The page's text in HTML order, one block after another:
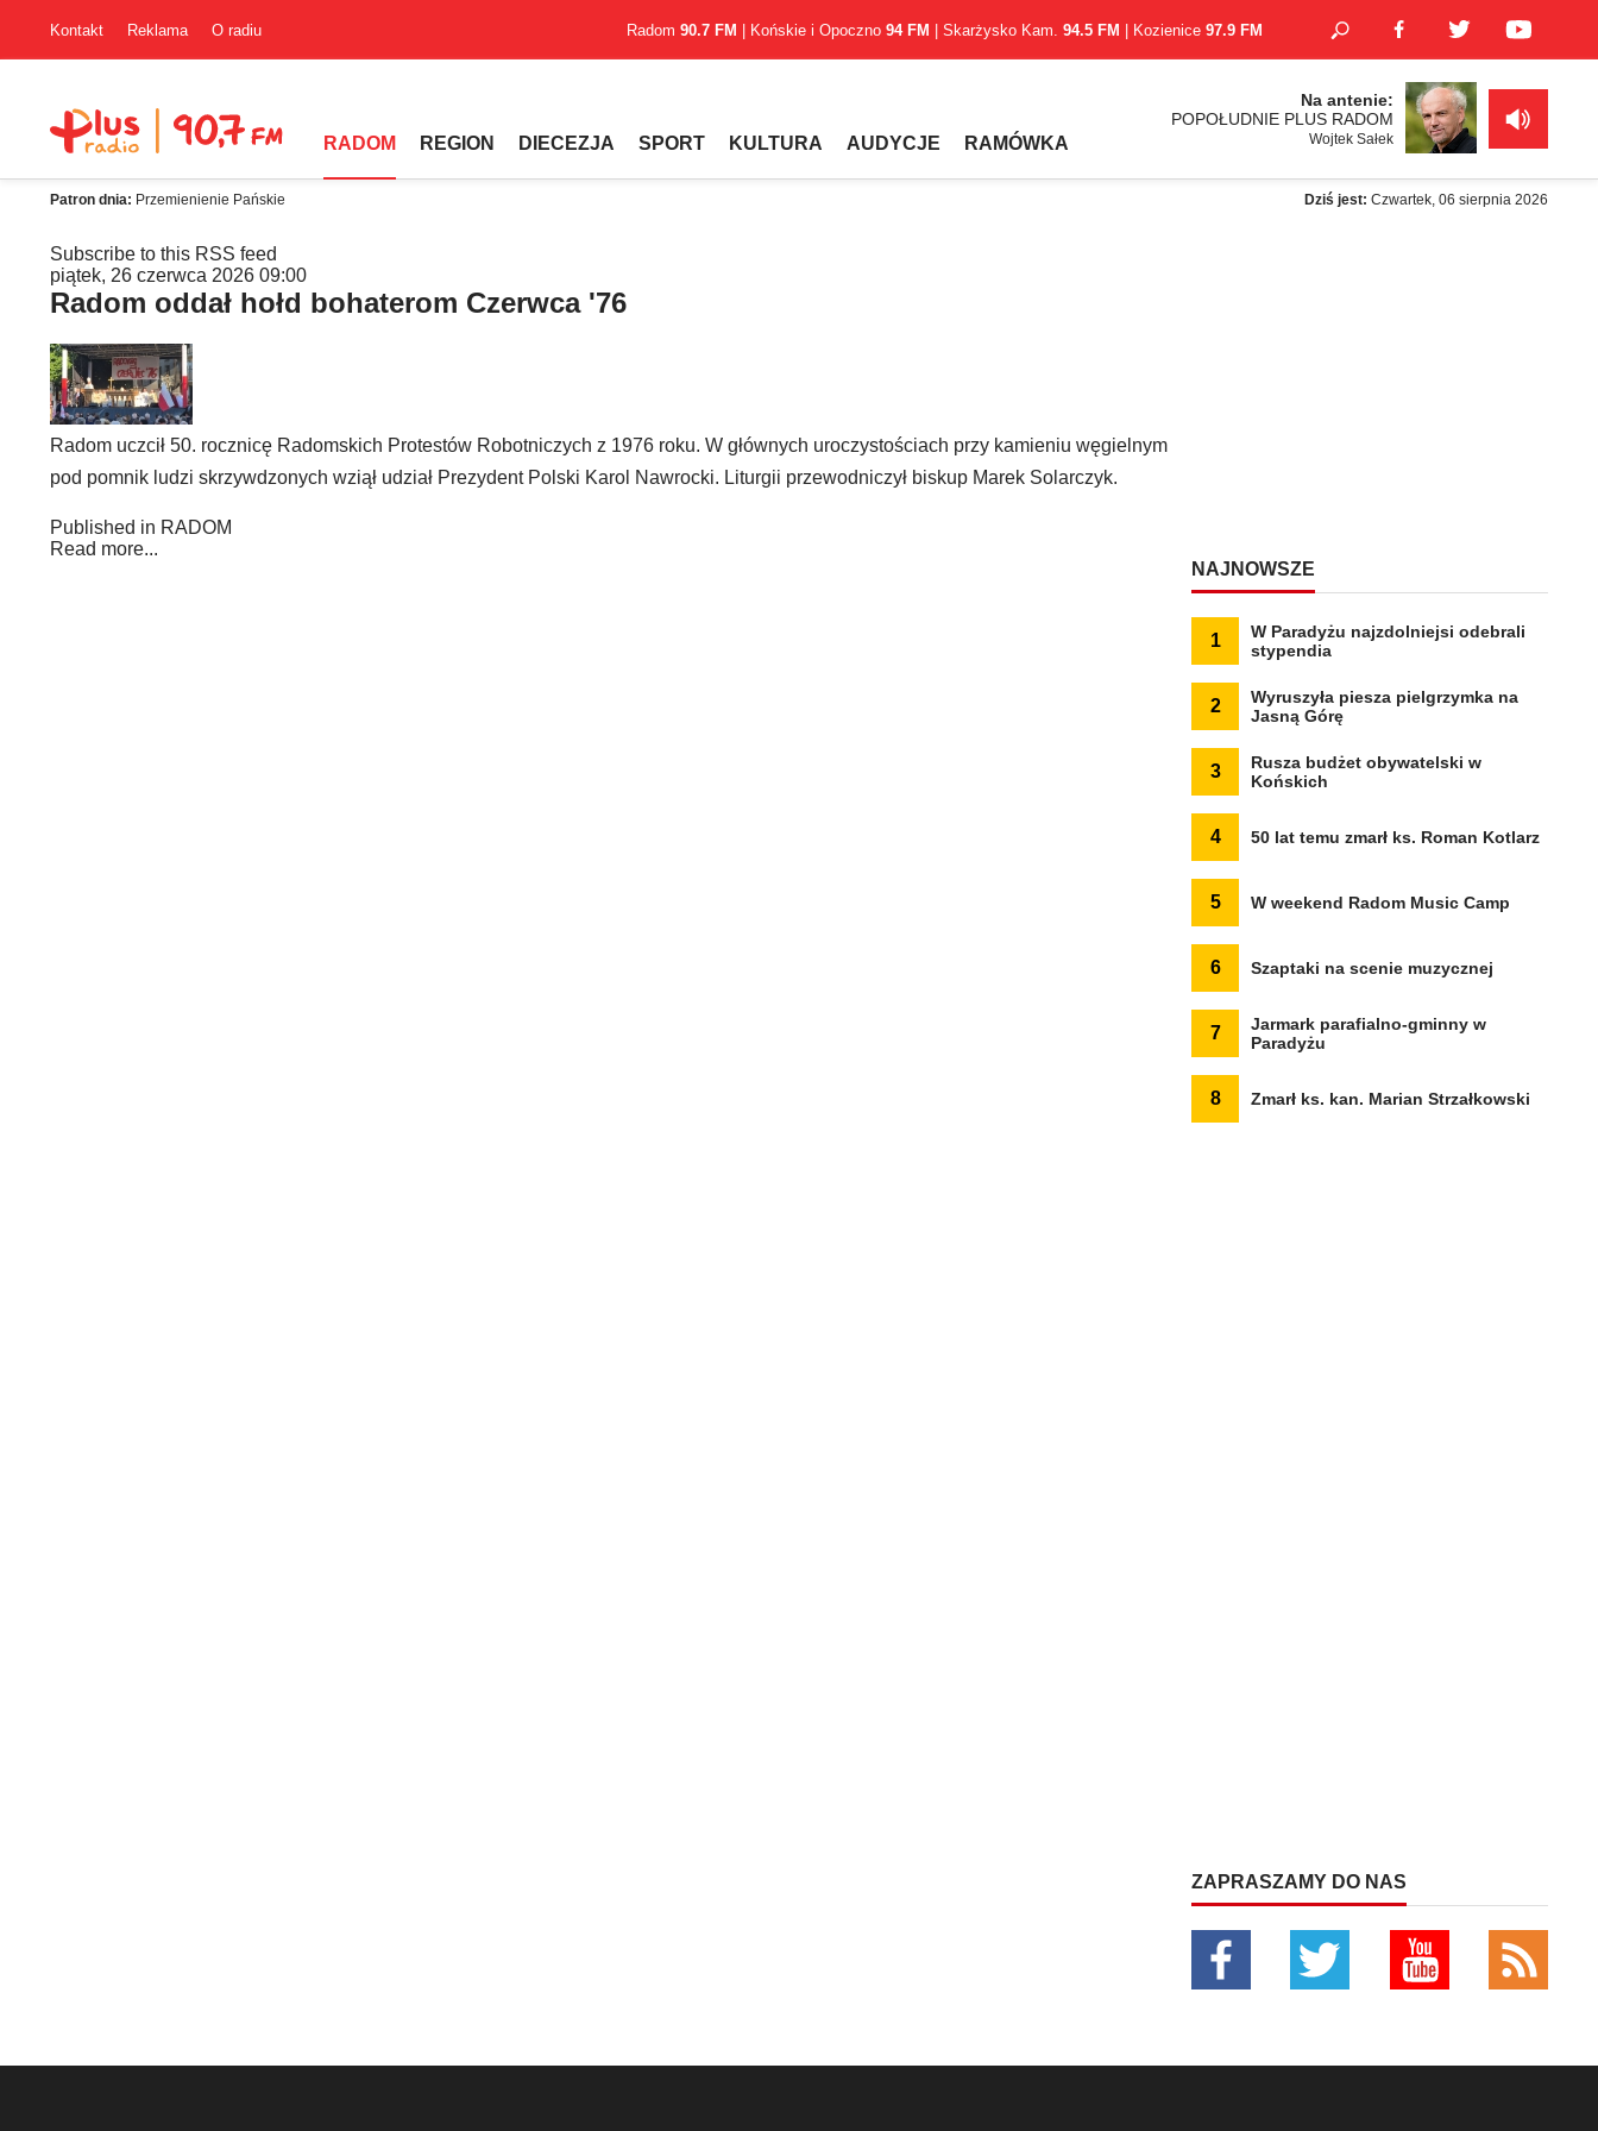
Kontakt Reklama O radiu Radom 90.7 FM | Końskie i Opoczno 94 FM | Skarżysko Kam. 94.5 FM | Kozienice 97.9 FM
RADOM REGION DIECEZJA SPORT KULTURA AUDYCJE RAMÓWKA
Na antenie:
POPOŁUDNIE PLUS RADOM
Wojtek Sałek
Patron dnia: Przemienienie Pańskie Dziś jest: Czwartek, 06 sierpnia 2026
Subscribe to this RSS feed
piątek, 26 czerwca 2026 09:00
Radom oddał hołd bohaterom Czerwca '76
Radom uczcił 50. rocznicę Radomskich Protestów Robotniczych z 1976 roku. W głównych uroczystościach przy kamieniu węgielnym
pod pomnik ludzi skrzywdzonych wziął udział Prezydent Polski Karol Nawrocki. Liturgii przewodniczył biskup Marek Solarczyk.
Published in RADOM
Read more...
NAJNOWSZE
1
W Paradyżu najzdolniejsi odebrali
stypendia
2
Wyruszyła piesza pielgrzymka na
Jasną Górę
3
Rusza budżet obywatelski w
Końskich
4 50 lat temu zmarł ks. Roman Kotlarz
5 W weekend Radom Music Camp
6 Szaptaki na scenie muzycznej
7
Jarmark parafialno-gminny w
Paradyżu
8 Zmarł ks. kan. Marian Strzałkowski
ZAPRASZAMY DO NAS